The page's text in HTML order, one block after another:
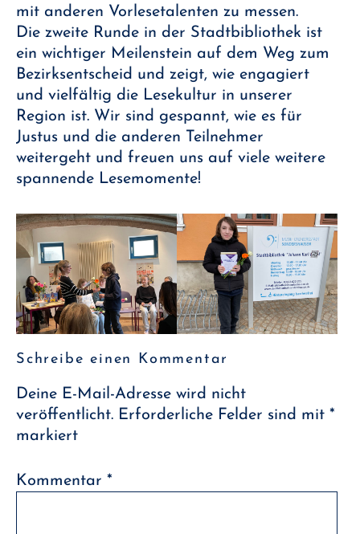
mit anderen Vorlesetalenten zu messen.
Die zweite Runde in der Stadtbibliothek ist
ein wichtiger Meilenstein auf dem Weg zum
Bezirksentscheid und zeigt, wie engagiert
und vielfältig die Lesekultur in unserer
Region ist. Wir sind gespannt, wie es für
Justus und die anderen Teilnehmer
weitergeht und freuen uns auf viele weitere
spannende Lesemomente!
Schreibe einen Kommentar
Deine E-Mail-Adresse wird nicht
veröffentlicht. Erforderliche Felder sind mit *
markiert
Kommentar *